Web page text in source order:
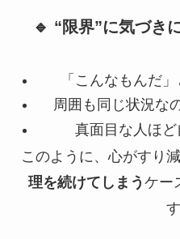
🔹 “限界”に気づき
「こんなもんだ
周囲も同じ状況な
真面目な人ほ
このように、心がすり
理を続けてしまう ケー
す